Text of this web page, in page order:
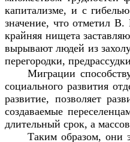
капитализме, и с
значение, что отметил
крайняя нищета
вырывают людей из
перегородки,
Миграции
социального развития
развитие, позволяет
создаваемые
длительный срок, а
Таким образом, они